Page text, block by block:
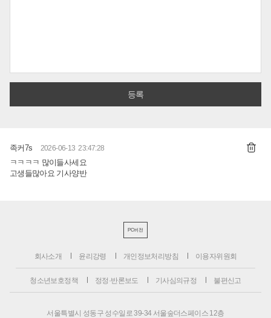
족커7s 2026-06-13 23:47:28
ㅋㅋㅋㅋ 많이들사세요
고생들많아요 기사양반
PC버전
회사소개 윤리강령 개인정보처리방침 이용자위원회
청소년보호정책 정정·반론보도 기사심의규정 불편신고
서울특별시 성동구 성수일로 39-34 서울숲더스페이스 12층